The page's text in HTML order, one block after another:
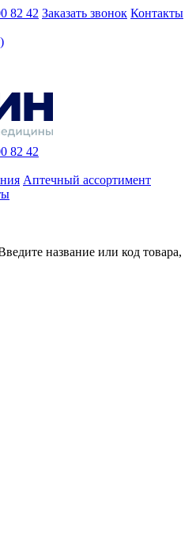
82 42 Заказать звонок Контакты
82 42
Аптечный ассортимент
название или код товара,